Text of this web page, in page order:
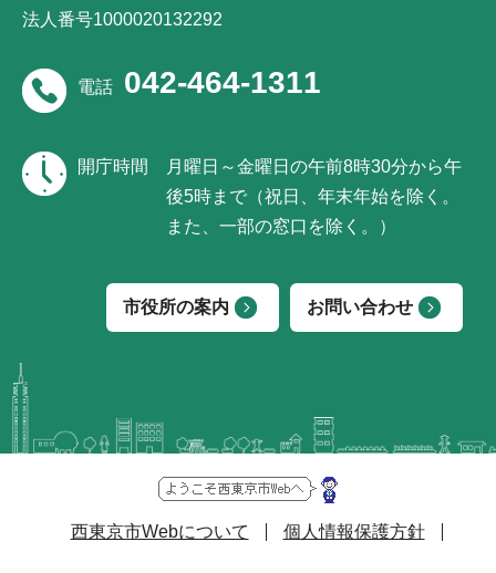
法人番号1000020132292
電話 042-464-1311
開庁時間
月曜日～金曜日の午前8時30分から午
後5時まで（祝日、年末年始を除く。
また、一部の窓口を除く。）
市役所の案内 お問い合わせ
西東京市Webについて 個人情報保護方針